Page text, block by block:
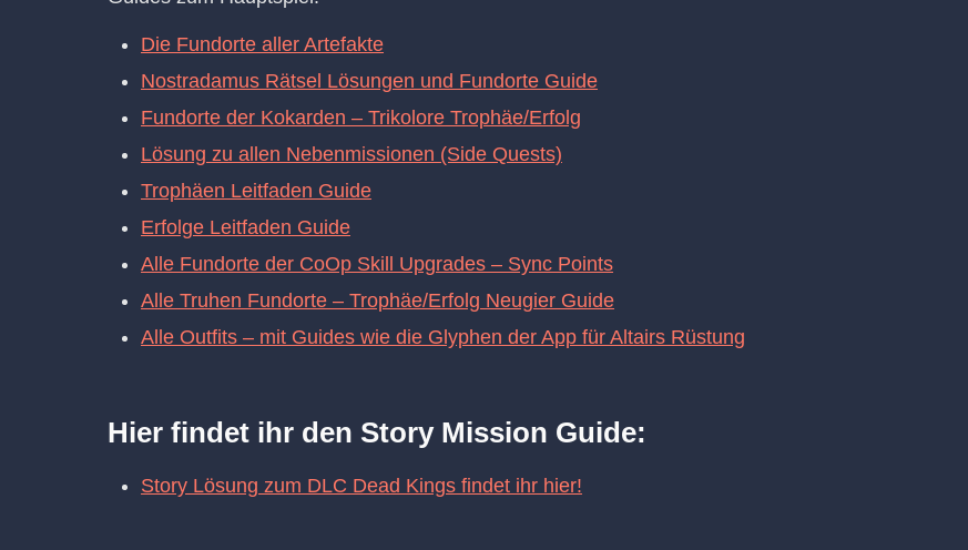
Die Fundorte aller Artefakte
Nostradamus Rätsel Lösungen und Fundorte Guide
Fundorte der Kokarden – Trikolore Trophäe/Erfolg
Lösung zu allen Nebenmissionen (Side Quests)
Trophäen Leitfaden Guide
Erfolge Leitfaden Guide
Alle Fundorte der CoOp Skill Upgrades – Sync Points
Alle Truhen Fundorte – Trophäe/Erfolg Neugier Guide
Alle Outfits – mit Guides wie die Glyphen der App für Altairs Rüstung
Hier findet ihr den Story Mission Guide:
Story Lösung zum DLC Dead Kings findet ihr hier!